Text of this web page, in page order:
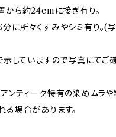
から約24cmに接ぎ有り。
に所々くすみやシミ有り。(
していますので写真にてご
ンティーク特有の染めムラや
場合があります。